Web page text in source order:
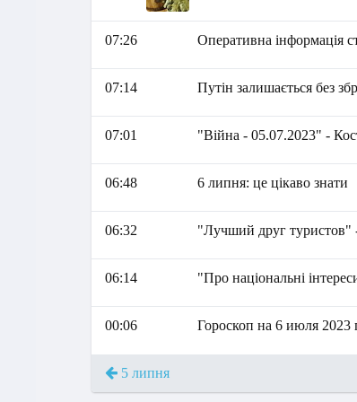
07:26 Оперативна інформація
07:14 Путін залишається без
07:01 "Війна - 05.07.2023" -
06:48 6 липня: це цікаво знати
06:32 "Лучший друг туристов"
06:14 "Про національні
00:06 Гороскоп на 6 июля 2023
5 липня